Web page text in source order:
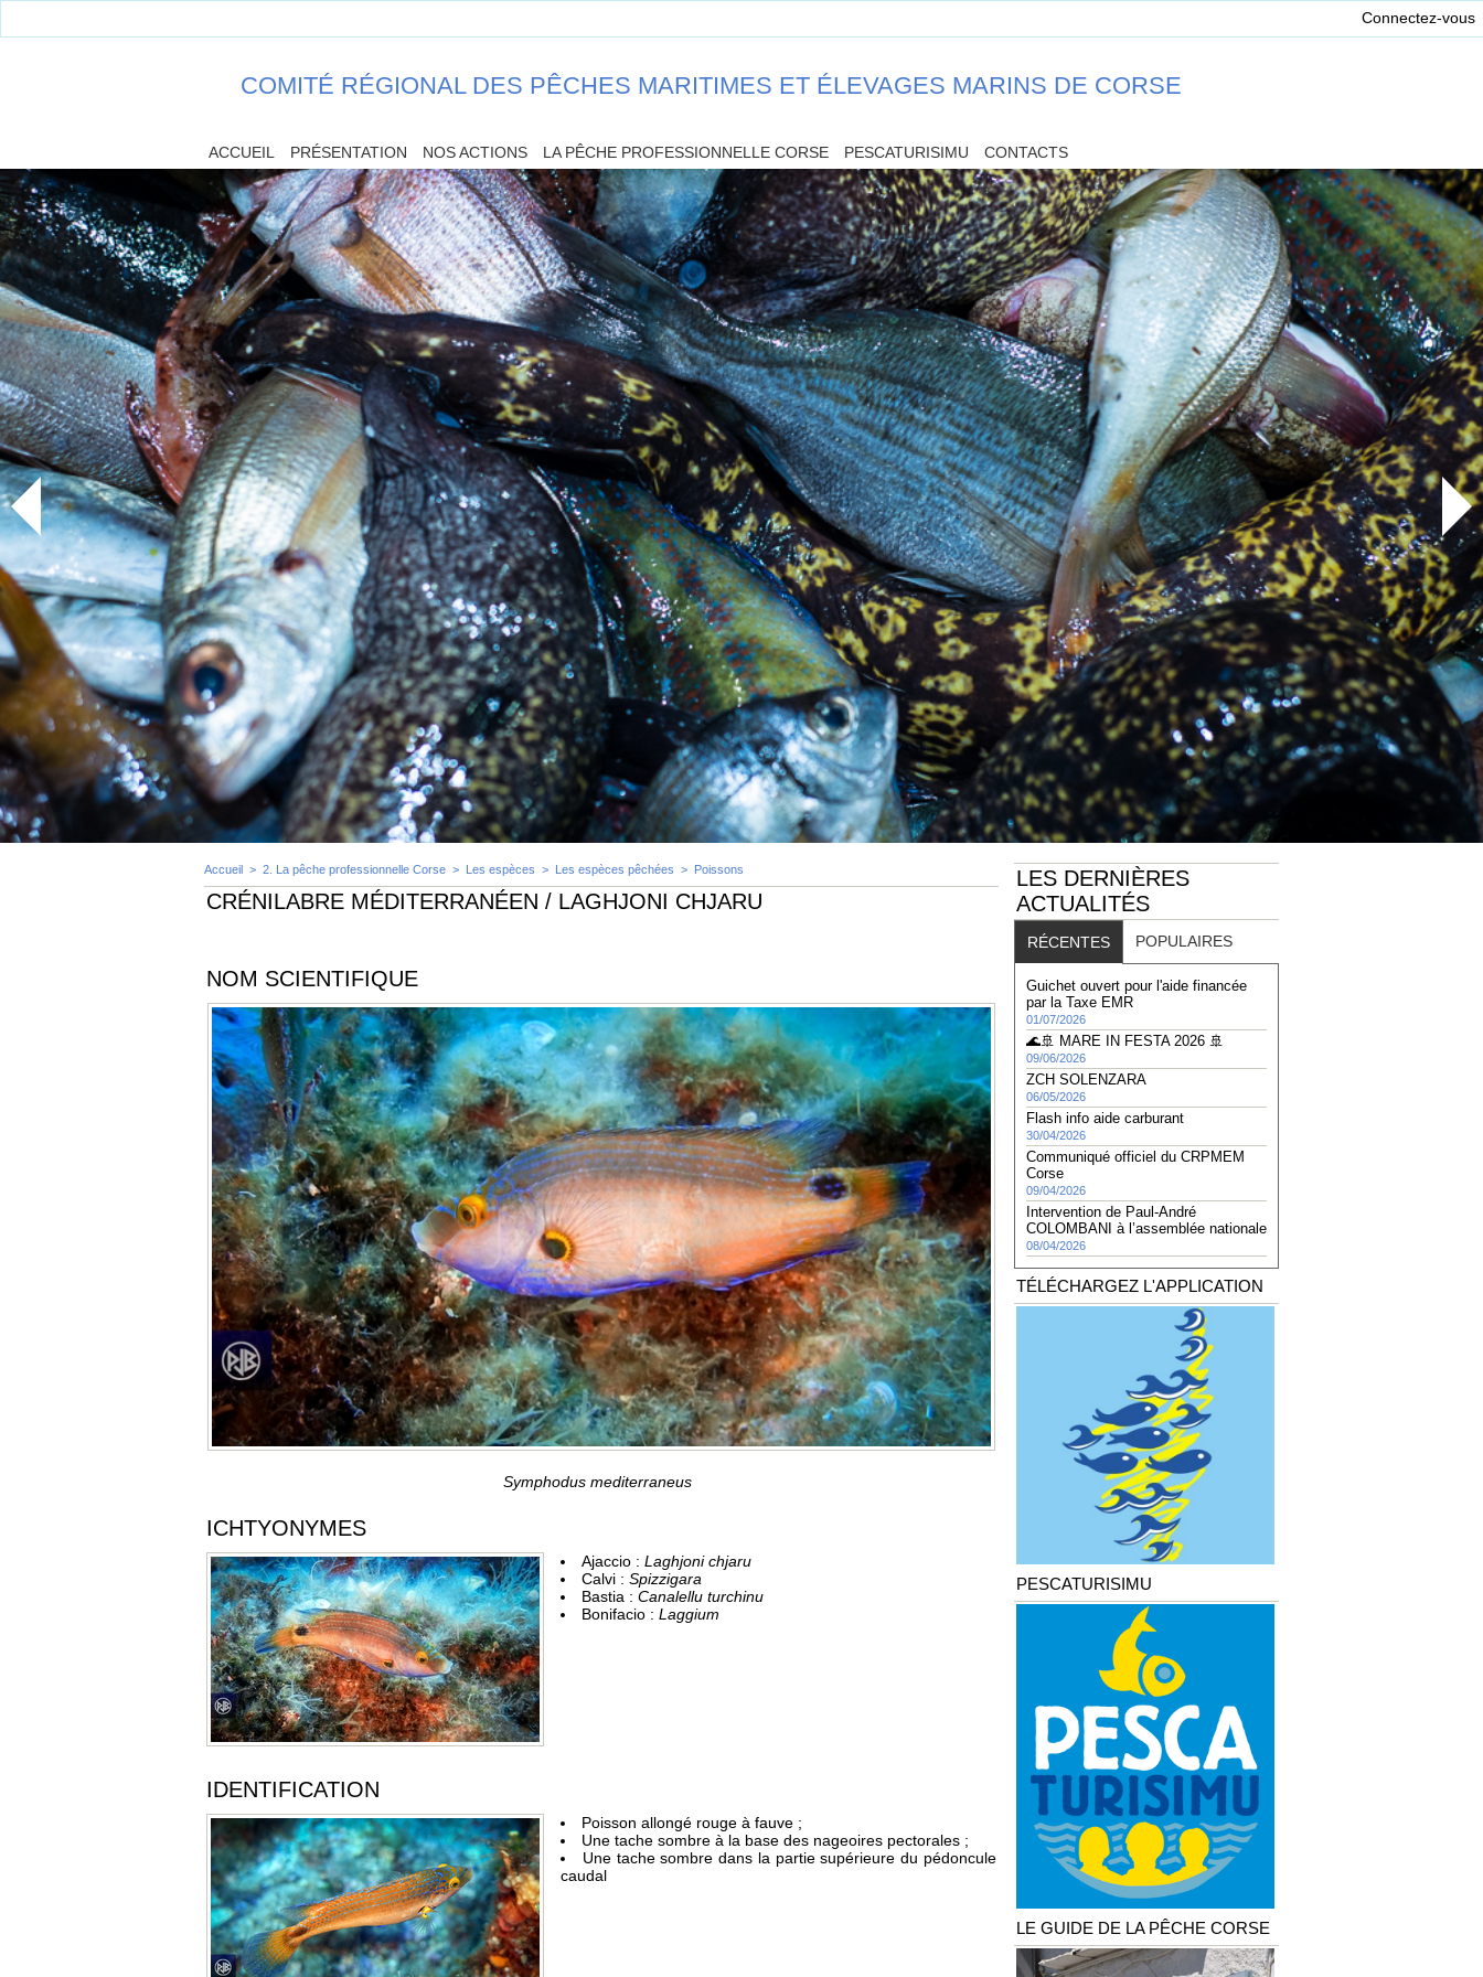
Connectez-vous
COMITÉ RÉGIONAL DES PÊCHES MARITIMES ET ÉLEVAGES MARINS DE CORSE
ACCUEIL PRÉSENTATION NOS ACTIONS LA PÊCHE PROFESSIONNELLE CORSE PESCATURISIMU CONTACTS
Accueil > 2. La pêche professionnelle Corse > Les espèces > Les espèces pêchées > Poissons
CRÉNILABRE MÉDITERRANÉEN / LAGHJONI CHJARU
NOM SCIENTIFIQUE
Symphodus mediterraneus
ICHTYONYMES
Ajaccio : Laghjoni chjaru
Calvi : Spizzigara
Bastia : Canalellu turchinu
Bonifacio : Laggium
IDENTIFICATION
Poisson allongé rouge à fauve ;
Une tache sombre à la base des nageoires pectorales ;
Une tache sombre dans la partie supérieure du pédoncule
caudal
LES DERNIÈRES
ACTUALITÉS
RÉCENTES POPULAIRES
Guichet ouvert pour l'aide financée
par la Taxe EMR
01/07/2026
🌊🚢 MARE IN FESTA 2026 🚢
09/06/2026
ZCH SOLENZARA
06/05/2026
Flash info aide carburant
30/04/2026
Communiqué officiel du CRPMEM
Corse
09/04/2026
Intervention de Paul-André
COLOMBANI à l’assemblée nationale
08/04/2026
TÉLÉCHARGEZ L'APPLICATION
PESCATURISIMU
LE GUIDE DE LA PÊCHE CORSE